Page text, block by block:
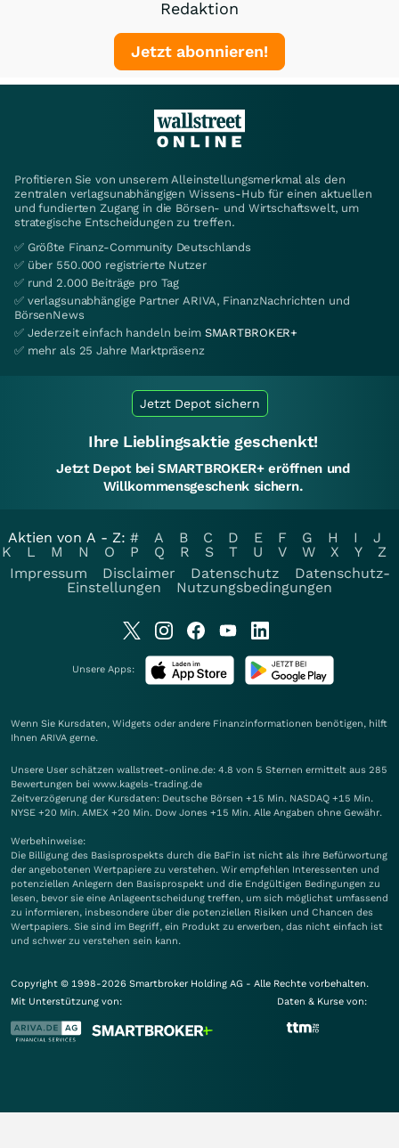
Redaktion
Jetzt abonnieren!
Profitieren Sie von unserem Alleinstellungsmerkmal als den
zentralen verlagsunabhängigen Wissens-Hub für einen aktuellen
und fundierten Zugang in die Börsen- und Wirtschaftswelt, um
strategische Entscheidungen zu treffen.
✅ Größte Finanz-Community Deutschlands
✅ über 550.000 registrierte Nutzer
✅ rund 2.000 Beiträge pro Tag
✅ verlagsunabhängige Partner ARIVA, FinanzNachrichten und
BörsenNews
✅ Jederzeit einfach handeln beim SMARTBROKER+
✅ mehr als 25 Jahre Marktpräsenz
Jetzt Depot sichern
Ihre Lieblingsaktie geschenkt!
Jetzt Depot bei SMARTBROKER+ eröffnen und
Willkommensgeschenk sichern.
Aktien von A - Z: # A B C D E F G H I
J
K
L M N O P Q R S T U V W X Y
Z
Impressum
Disclaimer Datenschutz
Datenschutz-
Einstellungen
Nutzungsbedingungen
Unsere Apps:
Wenn Sie Kursdaten, Widgets oder andere Finanzinformationen benötigen, hilft
Ihnen ARIVA gerne.
Unsere User schätzen wallstreet-online.de: 4.8 von 5 Sternen ermittelt aus 285
Bewertungen bei www.kagels-trading.de
Zeitverzögerung der Kursdaten: Deutsche Börsen +15 Min. NASDAQ +15 Min.
NYSE +20 Min. AMEX +20 Min. Dow Jones +15 Min. Alle Angaben ohne Gewähr.
Werbehinweise:
Die Billigung des Basisprospekts durch die BaFin ist nicht als ihre Befürwortung
der angebotenen Wertpapiere zu verstehen. Wir empfehlen Interessenten und
potenziellen Anlegern den Basisprospekt und die Endgültigen Bedingungen zu
lesen, bevor sie eine Anlageentscheidung treffen, um sich möglichst umfassend
zu informieren, insbesondere über die potenziellen Risiken und Chancen des
Wertpapiers. Sie sind im Begriff, ein Produkt zu erwerben, das nicht einfach ist
und schwer zu verstehen sein kann.
Copyright © 1998-2026 Smartbroker Holding AG - Alle Rechte vorbehalten.
Mit Unterstützung von:
Daten & Kurse von: